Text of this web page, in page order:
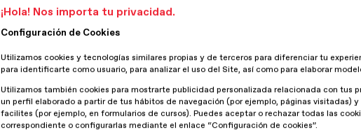
¡Hola! Nos importa tu privacidad.
Configuración de Cookies
Utilizamos cookies y tecnologías similares propias y de terceros para diferenciar tu
para identificarte como usuario, para analizar el uso del Site, así como para elaborar
Utilizamos también cookies para mostrarte publicidad personalizada relacionada con tus
un perfil elaborado a partir de tus hábitos de navegación (por ejemplo, páginas visitadas)
facilites (por ejemplo, en formularios de cursos). Puedes aceptar o rechazar todas las
correspondiente o configurarlas mediante el enlace “Configuración de cookies”.